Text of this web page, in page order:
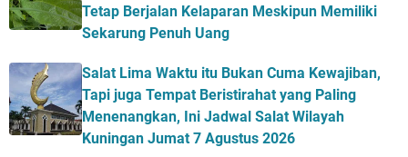
Tetap Berjalan Kelaparan Meskipun Memiliki
Sekarung Penuh Uang
Salat Lima Waktu itu Bukan Cuma Kewajiban,
Tapi juga Tempat Beristirahat yang Paling
Menenangkan, Ini Jadwal Salat Wilayah
Kuningan Jumat 7 Agustus 2026